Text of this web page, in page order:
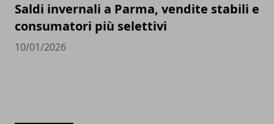
Saldi invernali a Parma, vendite stabili e
consumatori più selettivi
10/01/2026